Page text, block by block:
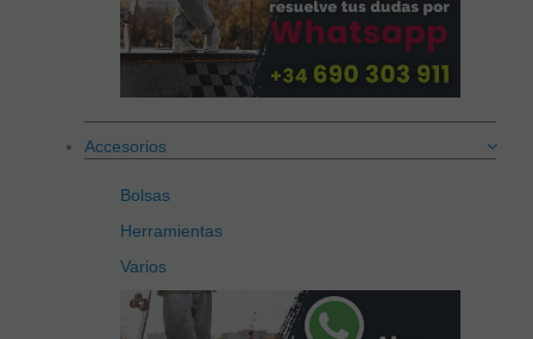
Accesorios
Bolsas
Herramientas
Varios